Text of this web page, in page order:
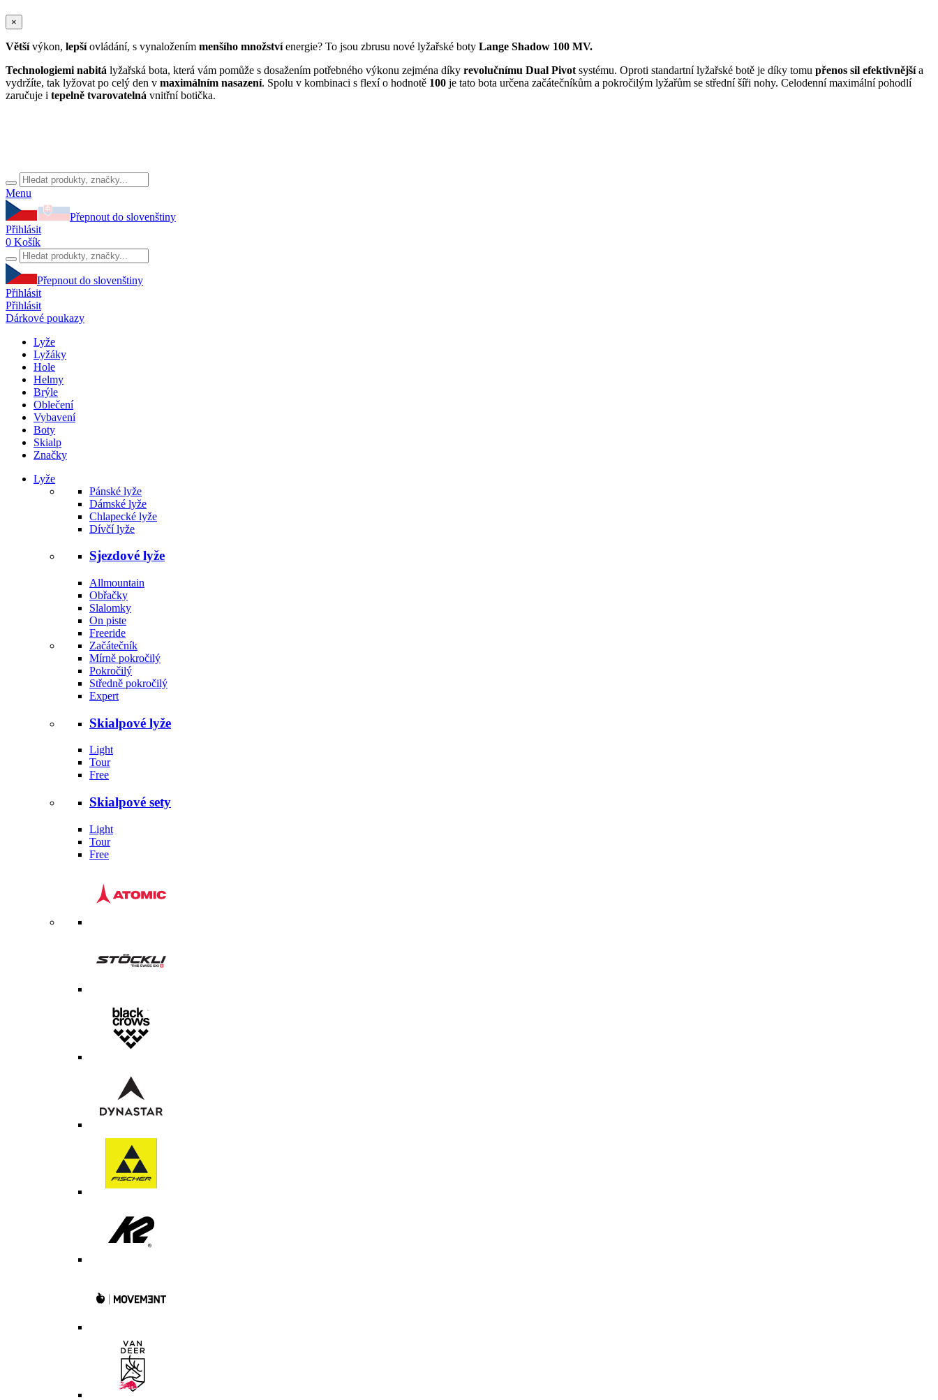
×
Většívýkon, lepšíovládání, s vynaložením menšího množstvíenergie? To jsou zbrusu nové lyžařské boty Lange Shadow 100 MV.
Technologiemi nabitá lyžařská bota, která vám pomůže s dosažením potřebného výkonu zejména díky revolučnímu Dual Pivot systému. Oproti standartní lyžařské botě je díky tomu přenos sil efektivnějšía
vydržíte, tak lyžovat po celý den v maximálním nasazení. Spolu v kombinaci s flexí o hodnotě 100 je tato bota určena začátečníkům a pokročilým lyžařům se střední šíři nohy. Celodenní maximální pohodlí
zaručuje i tepelně tvarovatelná vnitřní botička.
Menu
Přepnout do slovenštiny
Přihlásit
0 Košík
Přepnout do slovenštiny
Přihlásit
Přihlásit
Dárkové poukazy
Lyže
Lyžáky
Hole
Helmy
Brýle
Oblečení
Vybavení
Boty
Skialp
Značky
Lyže
Pánské lyže
Dámské lyže
Chlapecké lyže
Dívčí lyže
Sjezdové lyže
Allmountain
Obřačky
Slalomky
On piste
Freeride
Začátečník
Mírně pokročilý
Pokročilý
Středně pokročilý
Expert
Skialpové lyže
Light
Tour
Free
Skialpové sety
Light
Tour
Free